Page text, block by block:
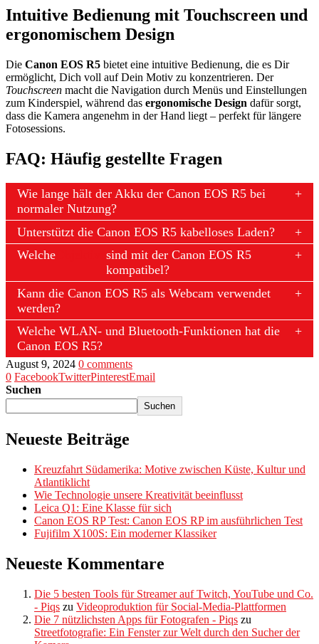
Intuitive Bedienung mit Touchscreen und
ergonomischem Design
Die Canon EOS R5 bietet eine intuitive Bedienung, die es Dir
ermöglicht, Dich voll auf Dein Motiv zu konzentrieren. Der
Touchscreen macht die Navigation durch Menüs und Einstellungen
zum Kinderspiel, während das ergonomische Design dafür sorgt,
dass die Kamera angenehm in der Hand liegt – perfekt für längere
Fotosessions.
FAQ: Häufig gestellte Fragen
Wie lange hält der Akku der Canon EOS R5 bei
normaler Nutzung?
Unterstützt die Canon EOS R5 kabelloses Laden?
Welche
sind mit der Canon EOS R5
kompatibel?
Kann die Canon EOS R5 als Webcam verwendet
werden?
Welche WLAN- und Bluetooth-Funktionen hat die
Canon EOS R5?
August 9, 2024 0 comments
0 FacebookTwitterPinterestEmail
Suchen
Suchen
Neueste Beiträge
Kreuzfahrt Südamerika: Motive zwischen Küste, Kultur und
Atlantiklicht
Wie Technologie unsere Kreativität beeinflusst
Leica Q1: Eine Klasse für sich
Canon EOS RP Test: Canon EOS RP im ausführlichen Test
Fujifilm X100S: Ein moderner Klassiker
Neueste Kommentare
Die 5 besten Tools für Streamer auf Twitch, YouTube und Co.
- Piqs zu Videoproduktion für Social-Media-Plattformen
Die 7 nützlichsten Apps für Fotografen - Piqs zu
Streetfotografie: Ein Fenster zur Welt durch den Sucher der